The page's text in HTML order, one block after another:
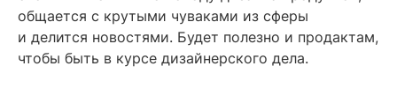
общается с крутыми чуваками из сферы
и делится новостями. Будет полезно и продактам,
чтобы быть в курсе дизайнерского дела.